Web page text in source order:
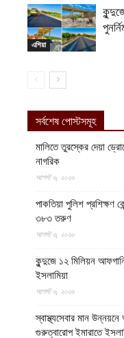
এশিয়া
সর্বশেষ পোস্টসমূহ
মালিতে তুরস্কের দেয়া
নাগরিক
আগস্ট ৬, ২০২৬
পাকতিয়া পুলিশ প্রশিক্ষণ
৩৮৩ তরুণ
আগস্ট ৬, ২০২৬
কুন্দুজে ১২ মিলিয়ন
ইসলামিয়া
আগস্ট ৬, ২০২৬
স্বাস্থ্যসেবার মান
গুরুত্বারোপ ইমারাতে